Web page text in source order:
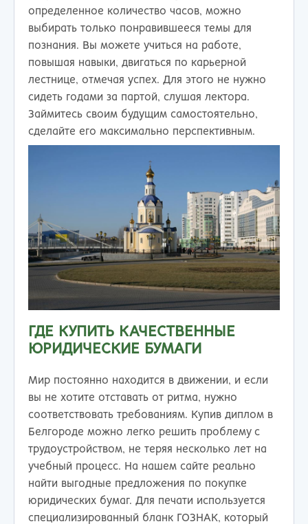
определенное количество часов, можно
выбирать только понравившееся темы для
познания. Вы можете учиться на работе,
повышая навыки, двигаться по карьерной
лестнице, отмечая успех. Для этого не нужно
сидеть годами за партой, слушая лектора.
Займитесь своим будущим самостоятельно,
сделайте его максимально перспективным.
ГДЕ КУПИТЬ КАЧЕСТВЕННЫЕ
ЮРИДИЧЕСКИЕ БУМАГИ
Мир постоянно находится в движении, и если
вы не хотите отставать от ритма, нужно
соответствовать требованиям. Купив диплом в
Белгороде можно легко решить проблему с
трудоустройством, не теряя несколько лет на
учебный процесс. На нашем сайте реально
найти выгодные предложения по покупке
юридических бумаг. Для печати используется
специализированный бланк ГОЗНАК, который